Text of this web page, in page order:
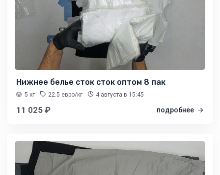
Нижнее белье сток сток оптом 8 пак
5 кг 22.5 евро/кг 4 августа в 15:45
11 025 ₽ подробнее